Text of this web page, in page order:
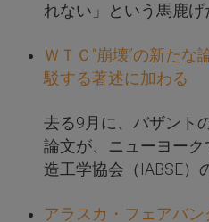
れない」という馬鹿げ
ＷＴＣ“崩壊”の新た
駁する著述に加わる
去る9月に、バザント
論文が、ニューヨー
造工学協会（IABSE）
アラスカ・フェアバ